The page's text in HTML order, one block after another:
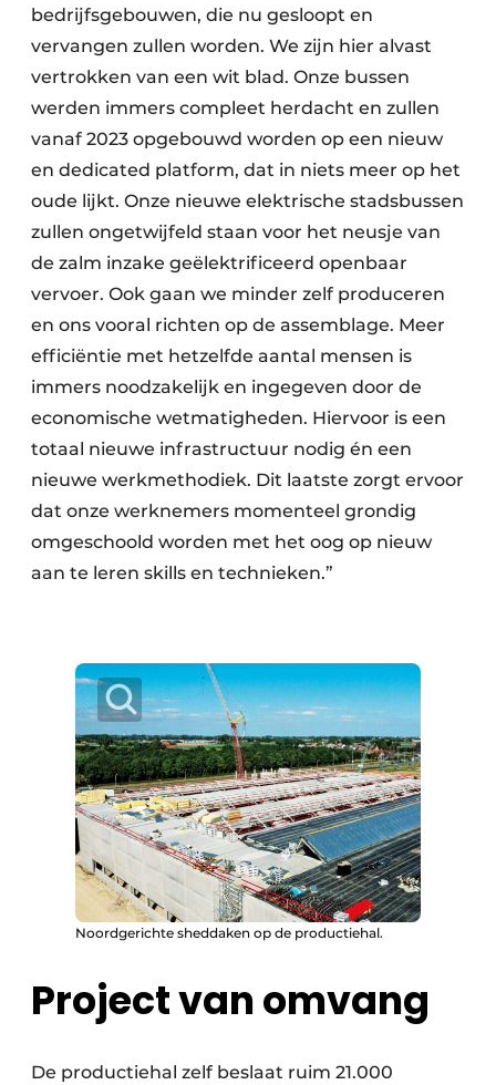
bedrijfsgebouwen, die nu gesloopt en
vervangen zullen worden. We zijn hier alvast
vertrokken van een wit blad. Onze bussen
werden immers compleet herdacht en zullen
vanaf 2023 opgebouwd worden op een nieuw
en dedicated platform, dat in niets meer op het
oude lijkt. Onze nieuwe elektrische stadsbussen
zullen ongetwijfeld staan voor het neusje van
de zalm inzake geëlektrificeerd openbaar
vervoer. Ook gaan we minder zelf produceren
en ons vooral richten op de assemblage. Meer
efficiëntie met hetzelfde aantal mensen is
immers noodzakelijk en ingegeven door de
economische wetmatigheden. Hiervoor is een
totaal nieuwe infrastructuur nodig én een
nieuwe werkmethodiek. Dit laatste zorgt ervoor
dat onze werknemers momenteel grondig
omgeschoold worden met het oog op nieuw
aan te leren skills en technieken.”
Noordgerichte sheddaken op de productiehal.
Project van omvang
De productiehal zelf beslaat ruim 21.000